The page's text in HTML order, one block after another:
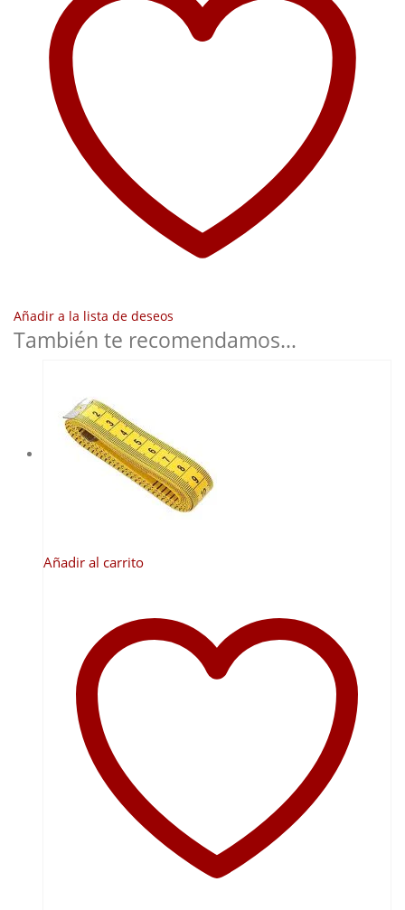
Añadir a la lista de deseos
También te recomendamos…
Añadir al carrito